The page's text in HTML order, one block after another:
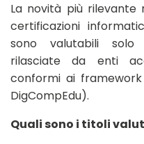
La novità più rilevante
certificazioni
sono valutabili solo
rilasciate da enti
conformi ai
DigCompEdu).
Quali sono i titoli